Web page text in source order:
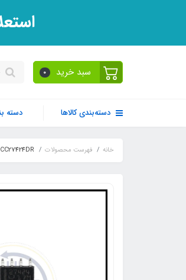
سبد خرید 0
دسته‌بندی کالاها دسته
خانه فهرست محصولات